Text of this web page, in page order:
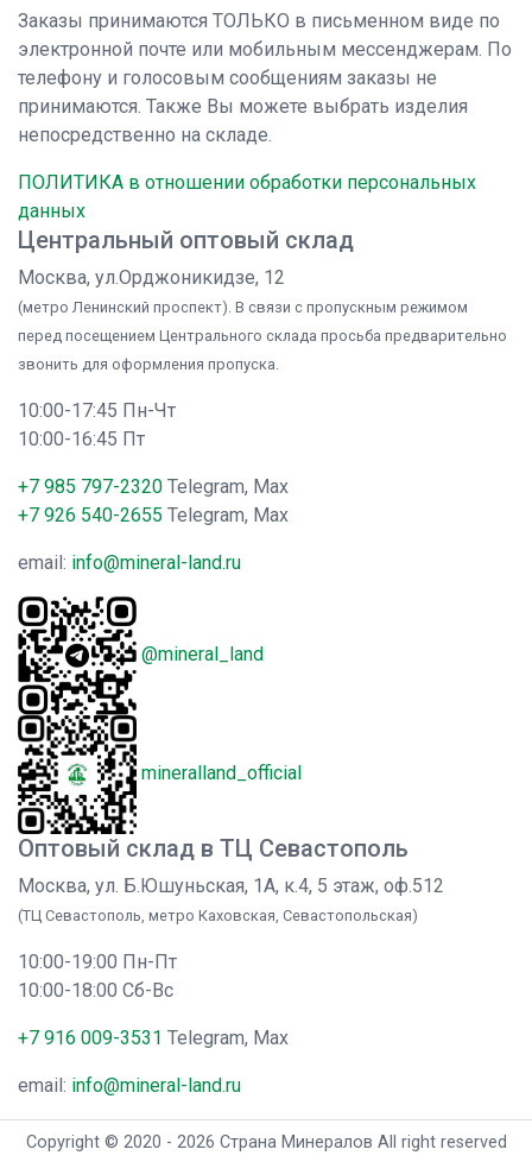
Заказы принимаются ТОЛЬКО в письменном виде по
электронной почте или мобильным мессенджерам. По
телефону и голосовым сообщениям заказы не
принимаются. Также Вы можете выбрать изделия
непосредственно на складе.
ПОЛИТИКА в отношении обработки персональных
данных
Центральный оптовый склад
Москва, ул.Орджоникидзе, 12
(метро Ленинский проспект). В связи с пропускным режимом
перед посещением Центрального склада просьба предварительно
звонить для оформления пропуска.
10:00-17:45 Пн-Чт
10:00-16:45 Пт
+7 985 797-2320 Telegram, Max
+7 926 540-2655 Telegram, Max
email: info@mineral-land.ru
@mineral_land
mineralland_official
Оптовый склад в ТЦ Севастополь
Москва, ул. Б.Юшуньская, 1А, к.4, 5 этаж, оф.512
(ТЦ Севастополь, метро Каховская, Севастопольская)
10:00-19:00 Пн-Пт
10:00-18:00 Сб-Вс
+7 916 009-3531 Telegram, Max
email: info@mineral-land.ru
Copyright © 2020 - 2026 Страна Минералов All right reserved